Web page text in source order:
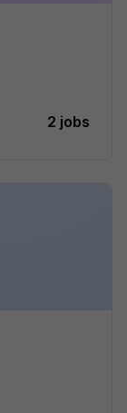
2 jobs